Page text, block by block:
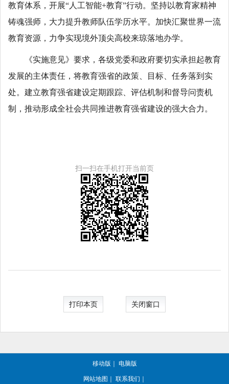
教育体系，开展“人工智能+教育”行动。坚持以教育家精神
铸魂强师，大力提升教师队伍学历水平。加快汇聚世界一流
教育资源，力争实现境外顶尖高校来琼落地办学。
《实施意见》要求，各级党委和政府要切实承担起教育
发展的主体责任，将教育强省的政策、目标、任务落到实
处。建立教育强省建设定期跟踪、评估机制和督导问责机
制，推动形成全社会共同推进教育强省建设的强大合力。
扫一扫在手机打开当前页
打印本页 关闭窗口
移动版 ｜ 电脑版
网站地图 ｜ 联系我们 ｜